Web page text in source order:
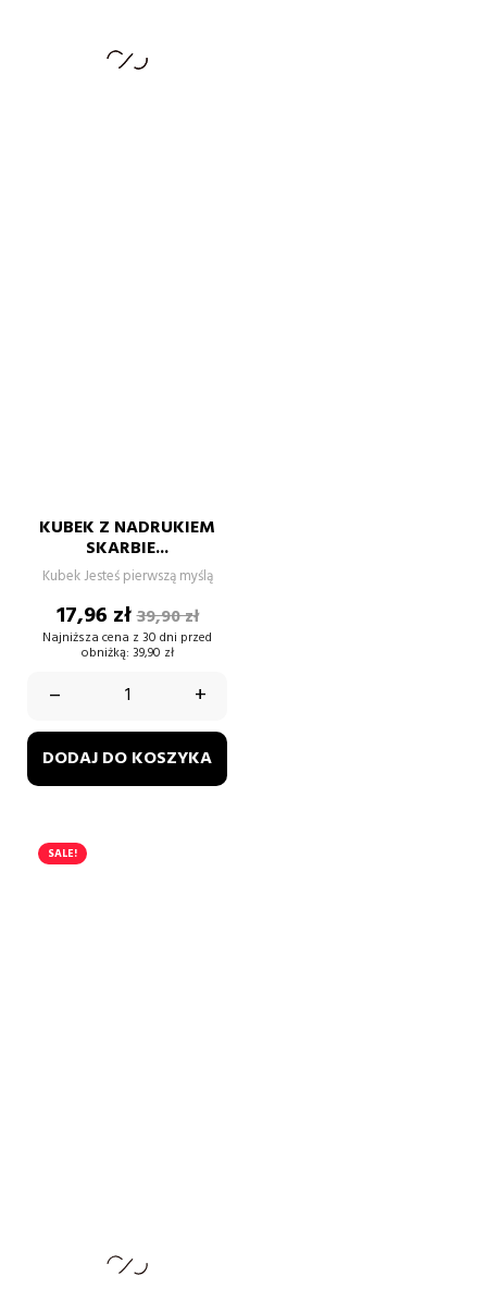
KUBEK Z NADRUKIEM
SKARBIE...
Kubek Jesteś pierwszą myślą
Cena
17,96 złCena
podstawowa
39,90 zł
Najniższa cena z 30 dni przed
obniżką: 39,90 zł
– +
DODAJ DO KOSZYKA
SALE!